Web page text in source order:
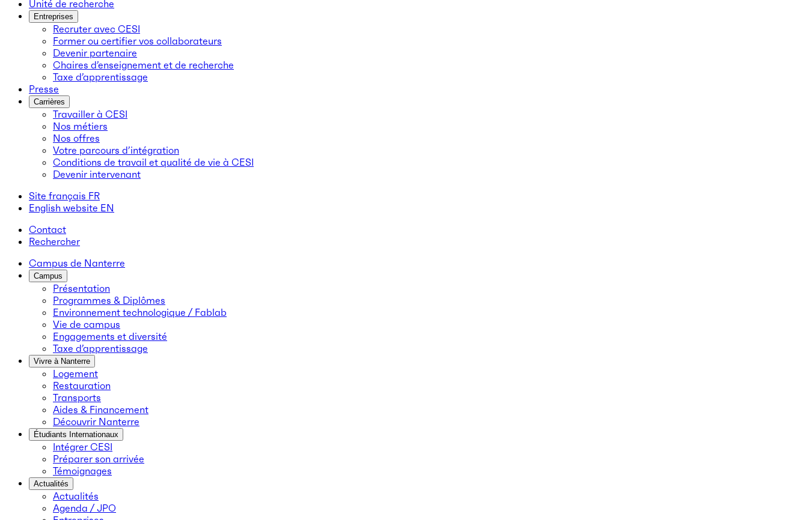
Unité de recherche
Entreprises
Recruter avec CESI
Former ou certifier vos collaborateurs
Devenir partenaire
Chaires d’enseignement et de recherche
Taxe d’apprentissage
Presse
Carrières
Travailler à CESI
Nos métiers
Nos offres
Votre parcours d’intégration
Conditions de travail et qualité de vie à CESI
Devenir intervenant
Site français FR
English website EN
Contact
Rechercher
Campus de Nanterre
Campus
Présentation
Programmes & Diplômes
Environnement technologique / Fablab
Vie de campus
Engagements et diversité
Taxe d’apprentissage
Vivre à Nanterre
Logement
Restauration
Transports
Aides & Financement
Découvrir Nanterre
Étudiants Internationaux
Intégrer CESI
Préparer son arrivée
Témoignages
Actualités
Actualités
Agenda / JPO